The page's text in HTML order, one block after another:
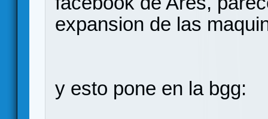
expansion de las
y esto pone en la bgg: